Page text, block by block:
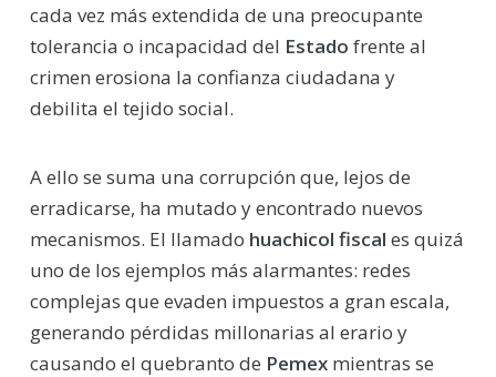
cada vez más extendida de una preocupante
tolerancia o incapacidad del Estado frente al
crimen erosiona la confianza ciudadana y
debilita el tejido social.
A ello se suma una corrupción que, lejos de
erradicarse, ha mutado y encontrado nuevos
mecanismos. El llamado  huachicol fiscal  es quizá
uno de los ejemplos más alarmantes: redes
complejas que evaden impuestos a gran escala,
generando pérdidas millonarias al erario y
causando el quebranto de Pemexmientras se